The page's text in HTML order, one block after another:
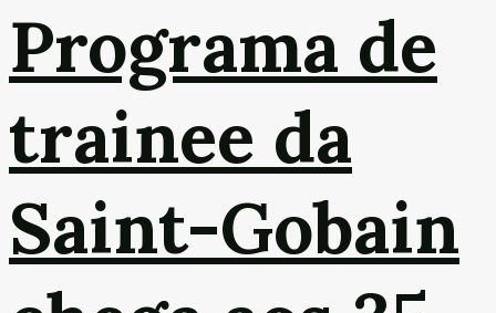
Programa de
trainee da
Saint-Gobain